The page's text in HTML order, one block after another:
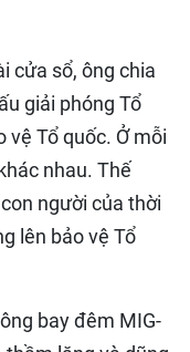
cửa sổ, ông chia
giải phóng Tổ
vệ Tổ quốc. Ở mỗi
nhau. Thế
người của thời
lên bảo vệ Tổ
bay đêm MIG-